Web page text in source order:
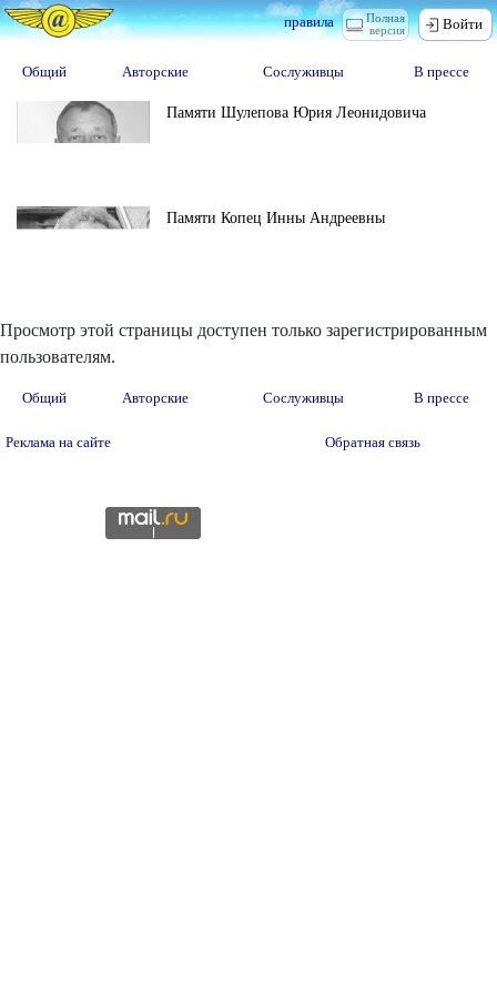
Полная
версия
правила Войти
Общий Авторские Сослуживцы В прессе
Памяти Шулепова Юрия Леонидовича
Памяти Копец Инны Андреевны
Просмотр этой страницы доступен только зарегистрированным
пользователям.
Общий Авторские Сослуживцы В прессе
Реклама на сайте Обратная связь